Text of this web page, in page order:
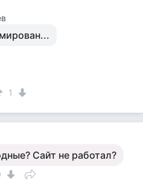
1
Сайт не работал?